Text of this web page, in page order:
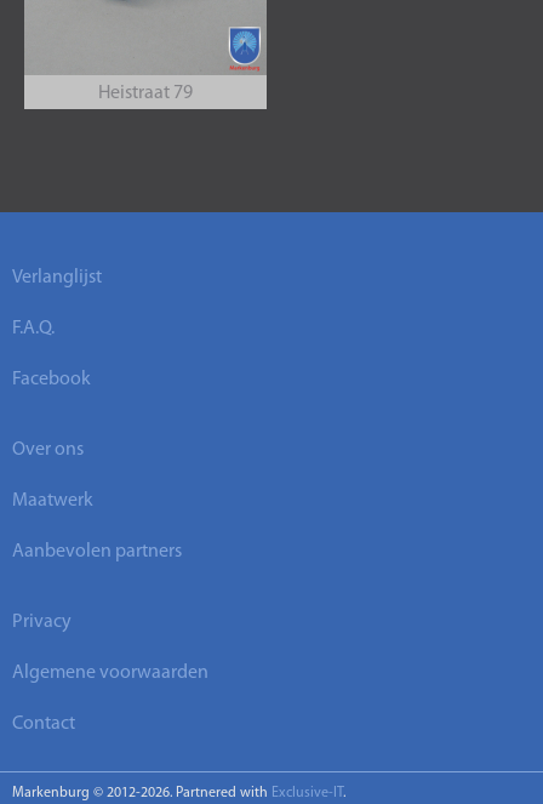
Heistraat 79
Verlanglijst
F.A.Q.
Facebook
Over ons
Maatwerk
Aanbevolen partners
Privacy
Algemene voorwaarden
Contact
Markenburg © 2012-2026. Partnered with Exclusive-IT .